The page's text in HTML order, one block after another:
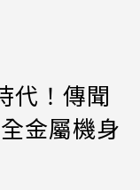
代！傳聞
金屬機身